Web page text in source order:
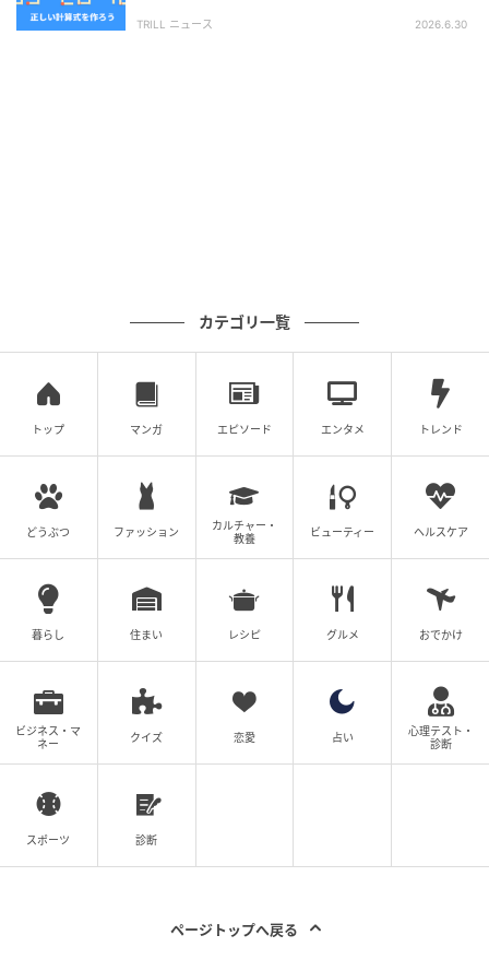
TRILL ニュース 2026.6.30
カテゴリ一覧
トップ マンガ エピソード エンタメ トレンド
どうぶつ ファッション
カルチャー・
教養
ビューティー ヘルスケア
暮らし 住まい レシピ グルメ おでかけ
ビジネス・マ
ネー
クイズ 恋愛 占い
心理テスト・
診断
スポーツ 診断
ページトップへ戻る